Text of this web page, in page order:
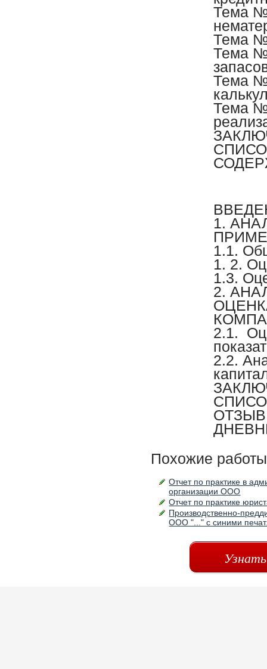
Тема
Тема
Тема
Тема
Тема
1.
1.1.
1. 2.
1.3.
2.
2.1.
2.2.
ОТЗЫВ
Похожие
Отчет по практике в
организации ООО
Отчет по практике
Производственно-
ООО "..." с синими